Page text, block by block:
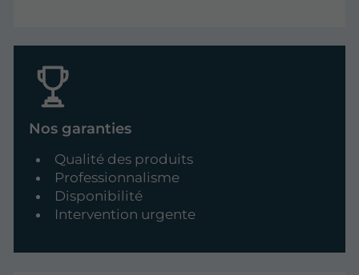
Nos garanties
Qualité des produits
Professionnalisme
Disponibilité
Intervention urgente